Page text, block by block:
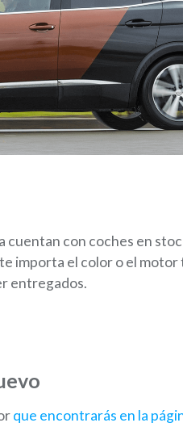
con coches en
importa el color o el
entregados.
que encontrarás en la